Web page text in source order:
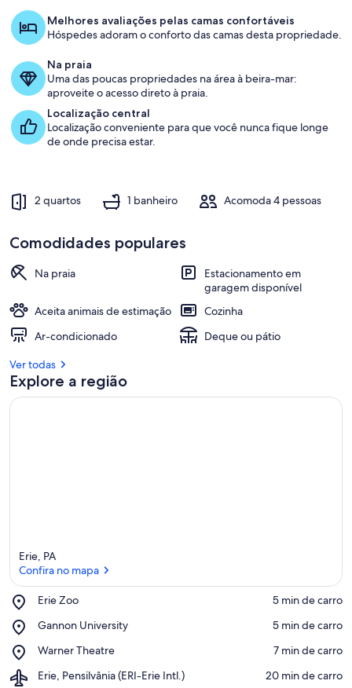
Cozinha privada
Melhores avaliações pelas camas confortáveis
Hóspedes adoram o conforto das camas desta propriedade.
Na praia
Uma das poucas propriedades na área à beira-mar:
aproveite o acesso direto à praia.
Localização central
Localização conveniente para que você nunca fique longe
de onde precisa estar.
2 quartos 1 banheiro Acomoda 4 pessoas
Comodidades populares
Na praia
Estacionamento em
garagem disponível
Aceita animais de estimação
Cozinha
Ar-condicionado
Deque ou pátio
Ver todas
Explore a região
Erie, PA
Confira no mapa
Erie Zoo
Place,
Zoo
‪5 min de carro‬
Gannon University
Place,
University
‪5 min de carro‬
Warner Theatre
Place,
Theatre
‪7 min de carro‬
Erie, Pensilvânia (ERI-Erie Intl.)
Airport,
‪20 min de carro‬